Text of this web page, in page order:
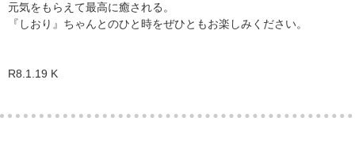
元気をもらえて最高に癒される。
『しおり』ちゃんとのひと時をぜひともお楽しみください。
R8.1.19 K